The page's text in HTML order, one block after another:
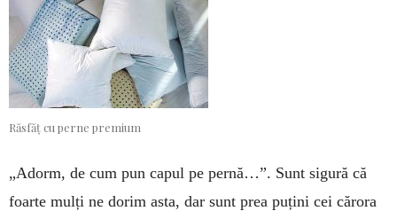
Răsfăț cu perne premium
„Adorm, de cum pun capul pe pernă…”. Sunt sigură că
foarte mulți ne dorim asta, dar sunt prea puțini cei cărora